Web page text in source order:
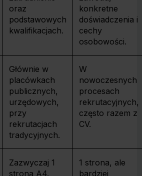
oraz
podstawowych
kwalifikacjach.
konkretne
doświadczenia i
cechy
osobowości.
Głównie w
placówkach
publicznych,
urzędowych,
przy
rekrutacjach
tradycyjnych.
W
nowoczesnych
procesach
rekrutacyjnych,
często razem z
CV.
Zazwyczaj 1
strona A4.
1 strona, ale
bardziej